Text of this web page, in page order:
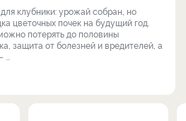
клубники: урожай собран, но
цветочных почек на будущий год.
потерять до половины
защита от болезней и вредителей, а